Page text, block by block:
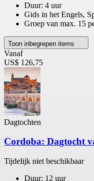
Duur: 4 uur
Gids in het Engels,
Groep van max. 15
Toon inbegrepen items
Vanaf
US$ 126,75
Dagtochten
Cordoba: Dagtocht
Tijdelijk niet beschikbaar
Duur: 12 uur